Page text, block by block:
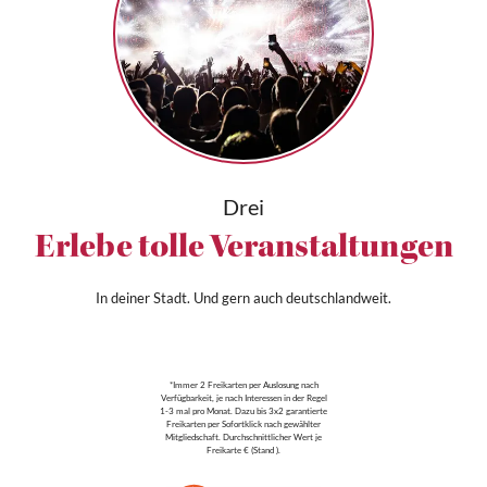
Drei
Erlebe tolle Veranstaltungen
In deiner Stadt. Und gern auch deutschlandweit.
*Immer 2 Freikarten per Auslosung nach
Verfügbarkeit, je nach Interessen in der Regel
1-3 mal pro Monat. Dazu bis 3x2 garantierte
Freikarten per Sofortklick nach gewählter
Mitgliedschaft. Durchschnittlicher Wert je
Freikarte € (Stand ).